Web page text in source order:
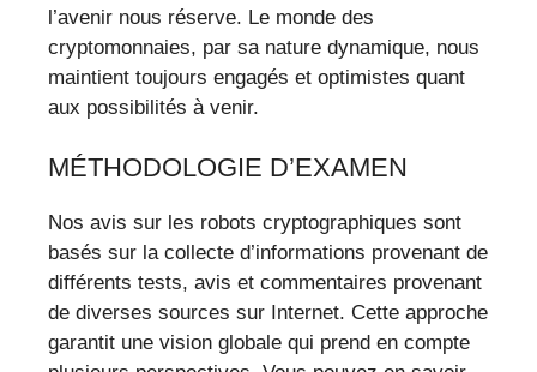
l’avenir nous réserve. Le monde des
cryptomonnaies, par sa nature dynamique, nous
maintient toujours engagés et optimistes quant
aux possibilités à venir.
MÉTHODOLOGIE D’EXAMEN
Nos avis sur les robots cryptographiques sont
basés sur la collecte d’informations provenant de
différents tests, avis et commentaires provenant
de diverses sources sur Internet. Cette approche
garantit une vision globale qui prend en compte